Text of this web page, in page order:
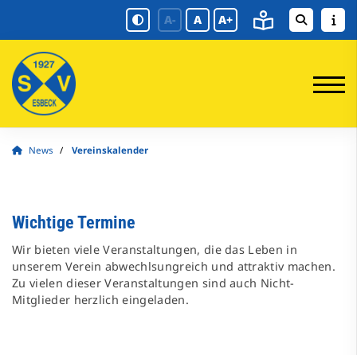
A- A A+
News Vereinskalender
Wichtige Termine
Wir bieten viele Veranstaltungen, die das Leben in
unserem Verein abwechlsungreich und attraktiv machen.
Zu vielen dieser Veranstaltungen sind auch Nicht-
Mitglieder herzlich eingeladen.